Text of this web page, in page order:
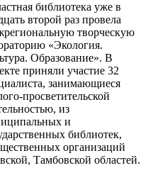
библиотека уже в
второй раз провела
творческую
«Экология.
Образование». В
приняли участие 32
занимающиеся
просветительской
из
и
библиотек,
организаций
Тамбовской областей.